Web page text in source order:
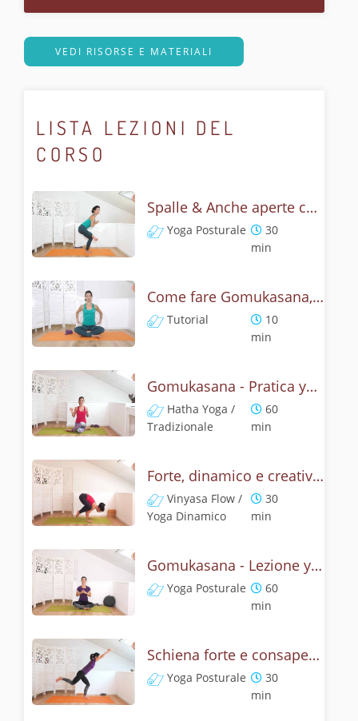
VEDI RISORSE E MATERIALI
LISTA LEZIONI DEL
CORSO
Spalle & Anche aperte con Gomukasana - Flow lento e posturale
Yoga Posturale
30
min
Come fare Gomukasana, la posizione del muso della vacca? Tutorial
Tutorial
10
min
Gomukasana - Pratica yoga con l'anatomia del muso della vacca
Hatha Yoga /
Tradizionale
60
min
Forte, dinamico e creativo - Gomukasana vinyasa yoga
Vinyasa Flow /
Yoga Dinamico
30
min
Gomukasana - Lezione yoga con la storia del muso della vacca
Yoga Posturale
60
min
Schiena forte e consapevole con Bhujangasana, la posizione del cobra
Yoga Posturale
30
min